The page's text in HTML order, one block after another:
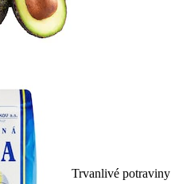
Trvanlivé potraviny